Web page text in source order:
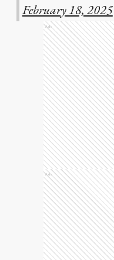
February 18, 2025
Ads
Ads